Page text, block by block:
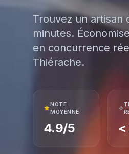
Trouvez un artisan
minutes.
en concurrence
Thiérache.
NOTE
MOYENNE
4.9/5 <